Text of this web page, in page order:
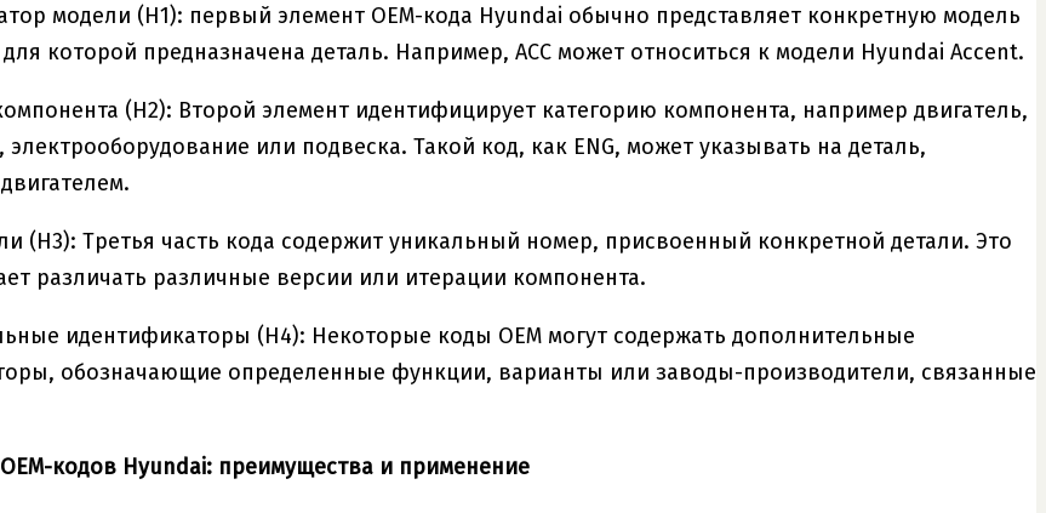
модели (H1): первый элемент OEM-кода Hyundai обычно представляет конкретную модель
которой предназначена деталь. Например, ACC может относиться к модели Hyundai Accent.
(H2): Второй элемент идентифицирует категорию компонента, например двигатель,
электрооборудование или подвеска. Такой код, как ENG, может указывать на деталь,
(H3): Третья часть кода содержит уникальный номер, присвоенный конкретной детали. Это
различать различные версии или итерации компонента.
идентификаторы (H4): Некоторые коды OEM могут содержать дополнительные
обозначающие определенные функции, варианты или заводы-производители, связанные
кодов Hyundai: преимущества и применение